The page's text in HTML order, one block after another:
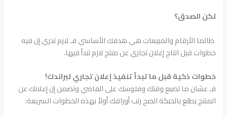
لكن الصدق؟
طالما الأرقام والمبيعات هي هدفك الأساسي فـ لازم تدري إن فيه
خطوات قبل انتاج إعلان تجاري عن منتج لازم تبدأ فيها.
خطوات ذكية قبل ما تبدأ تنفيذ إعلان تجاري لبراندك!
فـ عشان ما تضيع وقتك وفلوسك على الفاضي وتضمن إن إعلانك عن
المنتج يطلع بالحبكة الصح رتب أوراقك أولاً بهذه الخطوات السريعة: